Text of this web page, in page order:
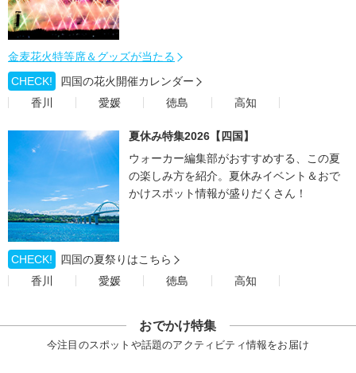
金麦花火特等席＆グッズが当たる
CHECK!
四国の花火開催カレンダー
香川
愛媛 徳島 高知
夏休み特集2026【四国】
ウォーカー編集部がおすすめする、この夏
の楽しみ方を紹介。夏休みイベント＆おで
かけスポット情報が盛りだくさん！
CHECK!
四国の夏祭りはこちら
香川
愛媛 徳島 高知
おでかけ特集
今注目のスポットや話題のアクティビティ情報をお届け